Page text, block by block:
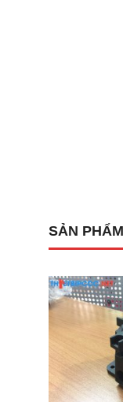
Nhiệt độ
Đặc
SẢN